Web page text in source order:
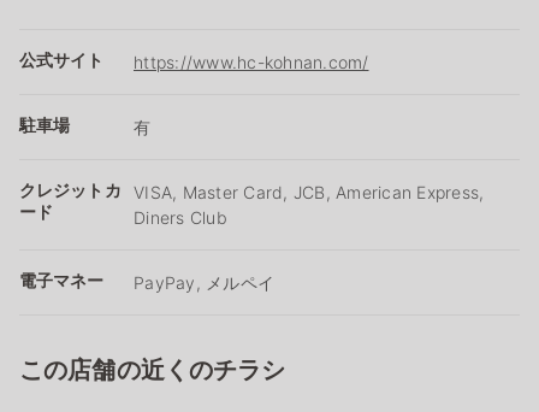
公式サイト https://www.hc-kohnan.com/
駐車場 有
クレジットカ
ード
VISA, Master Card, JCB, American Express,
Diners Club
電子マネー PayPay, メルペイ
この店舗の近くのチラシ